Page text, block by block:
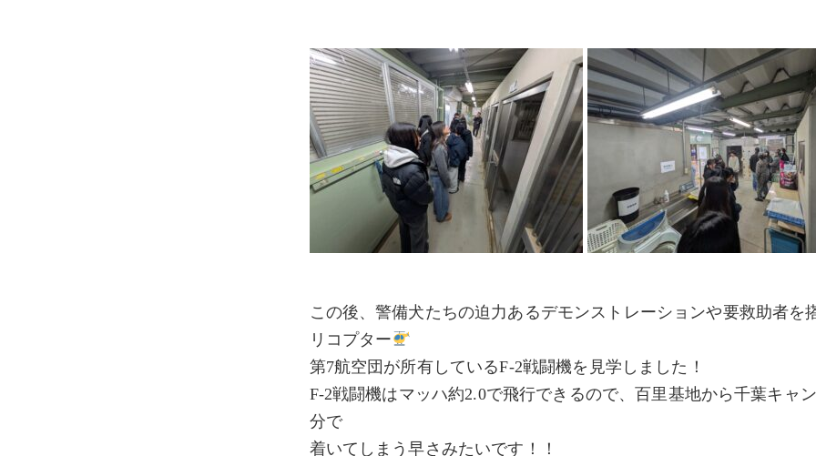
この後、警備犬たちの迫力あるデモンストレーションや要救助者を
リコプター
第7航空団が所有しているF-2戦闘機を見学しました！
F-2戦闘機はマッハ約2.0で飛行できるので、百里基地から千葉キャ
分で
着いてしまう早さみたいです！！